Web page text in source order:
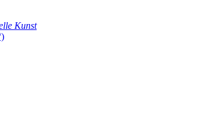
Kunst